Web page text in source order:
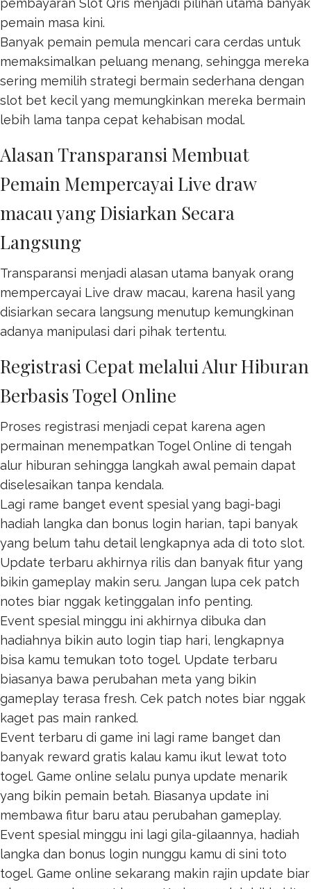
pembayaran Slot Qris menjadi pilihan utama banyak
pemain masa kini.
Banyak pemain pemula mencari cara cerdas untuk
memaksimalkan peluang menang, sehingga mereka
sering memilih strategi bermain sederhana dengan
slot bet kecilyang memungkinkan mereka bermain
lebih lama tanpa cepat kehabisan modal.
Alasan Transparansi Membuat
Pemain Mempercayai Live draw
macau yang Disiarkan Secara
Langsung
Transparansi menjadi alasan utama banyak orang
mempercayai Live draw macau, karena hasil yang
disiarkan secara langsung menutup kemungkinan
adanya manipulasi dari pihak tertentu.
Registrasi Cepat melalui Alur Hiburan
Berbasis Togel Online
Proses registrasi menjadi cepat karena agen
permainan menempatkan Togel Online di tengah
alur hiburan sehingga langkah awal pemain dapat
diselesaikan tanpa kendala.
Lagi rame banget event spesial yang bagi-bagi
hadiah langka dan bonus login harian, tapi banyak
yang belum tahu detail lengkapnya ada di toto slot.
Update terbaru akhirnya rilis dan banyak fitur yang
bikin gameplay makin seru. Jangan lupa cek patch
notes biar nggak ketinggalan info penting.
Event spesial minggu ini akhirnya dibuka dan
hadiahnya bikin auto login tiap hari, lengkapnya
bisa kamu temukan toto togel. Update terbaru
biasanya bawa perubahan meta yang bikin
gameplay terasa fresh. Cek patch notes biar nggak
kaget pas main ranked.
Event terbaru di game ini lagi rame banget dan
banyak reward gratis kalau kamu ikut lewat toto
togel. Game online selalu punya update menarik
yang bikin pemain betah. Biasanya update ini
membawa fitur baru atau perubahan gameplay.
Event spesial minggu ini lagi gila-gilaannya, hadiah
langka dan bonus login nunggu kamu di sini toto
togel. Game online sekarang makin rajin update biar